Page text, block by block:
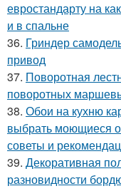
евростандарту на
и в спальне
36. Гриндер
привод
37. Поворотная
поворотных
38. Обои на кухню
выбрать моющиеся
советы и
39. Декоративная
разновидности